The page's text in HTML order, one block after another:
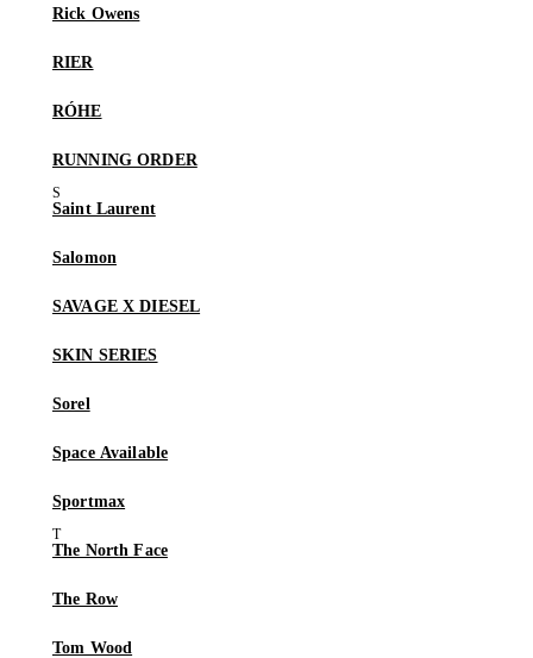
Rick Owens
RIER
RÓHE
RUNNING ORDER
Saint Laurent
Salomon
SAVAGE X DIESEL
SKIN SERIES
Sorel
Space Available
Sportmax
The North Face
The Row
Tom Wood